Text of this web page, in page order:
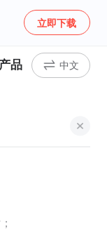
立即下载
品 中文